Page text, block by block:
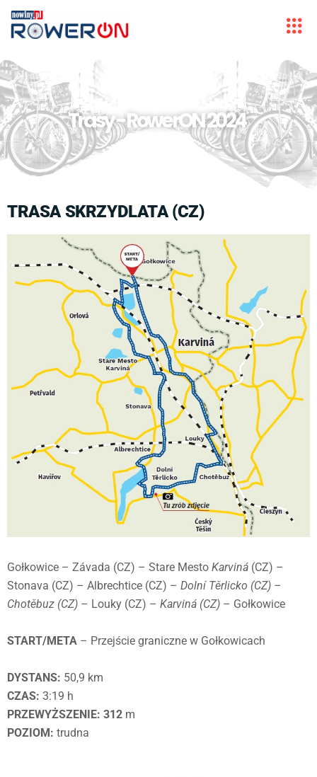
Trasy - RowerON 2024
TRASA SKRZYDLATA (CZ)
Gołkowice – Závada (CZ) – Stare Mesto Karviná (CZ) –
Stonava (CZ) – Albrechtice (CZ) – Dolní Těrlicko (CZ) –
Chotěbuz (CZ) – Louky (CZ) – Karviná (CZ) – Gołkowice
START/META – Przejście graniczne w Gołkowicach
DYSTANS: 50,9 km
CZAS: 3:19 h
PRZEWYŻSZENIE: 312 m
POZIOM: trudna